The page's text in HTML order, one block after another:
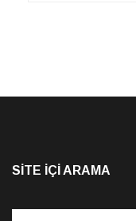
SITE İÇI ARAMA